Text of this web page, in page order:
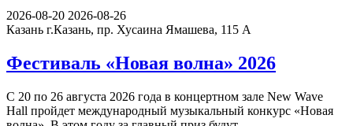
2026-08-20 2026-08-26
Казань г.Казань, пр. Хусаина Ямашева, 115 A
Фестиваль «Новая волна» 2026
С 20 по 26 августа 2026 года в концертном зале New Wave
Hall пройдет международный музыкальный конкурс «Новая